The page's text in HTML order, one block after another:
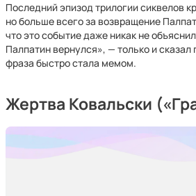
Последний эпизод трилогии сиквелов
но больше всего за возвращение
что это событие даже никак не
Палпатин вернулся», — только и
фраза быстро стала мемом.
Жертва Ковальски